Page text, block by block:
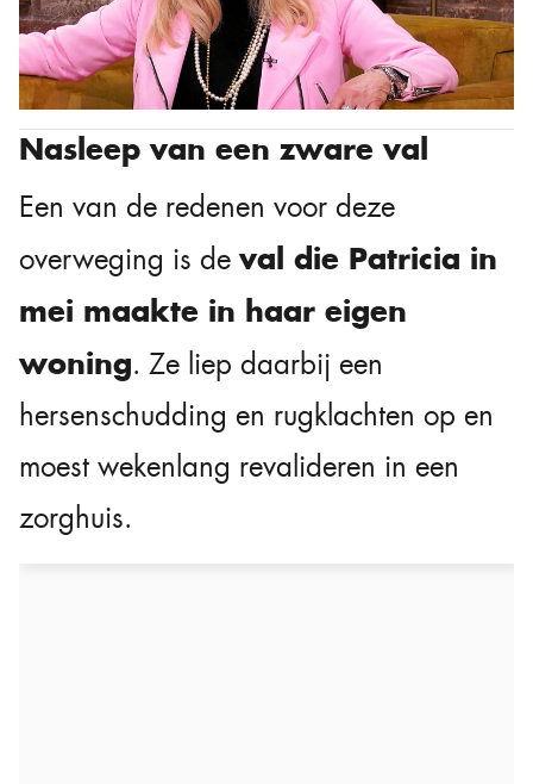
Nasleep van een zware val
Een van de redenen voor deze
overweging is deval die Patricia in
mei maakte in haar eigen
woning. Ze liep daarbij een
hersenschudding en rugklachten op en
moest wekenlang revalideren in een
zorghuis.